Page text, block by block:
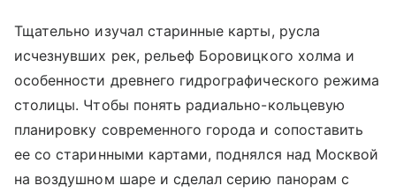
Тщательно изучал старинные карты, русла
исчезнувших рек, рельеф Боровицкого холма и
особенности древнего гидрографического режима
столицы. Чтобы понять радиально-кольцевую
планировку современного города и сопоставить
ее со старинными картами, поднялся над Москвой
на воздушном шаре и сделал серию панорам с